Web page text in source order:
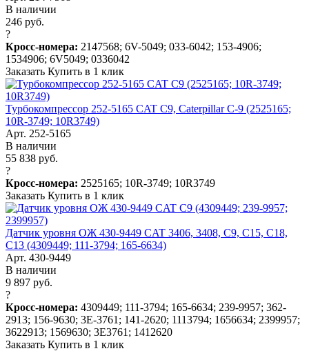
В наличии
246 руб.
?
Кросс-номера: 2147568; 6V-5049; 033-6042; 153-4906;
1534906; 6V5049; 0336042
Заказать Купить в 1 клик
Турбокомпрессор 252-5165 CAT C9, Caterpillar C-9 (2525165;
10R-3749; 10R3749)
Арт. 252-5165
В наличии
55 838 руб.
?
Кросс-номера: 2525165; 10R-3749; 10R3749
Заказать Купить в 1 клик
Датчик уровня ОЖ 430-9449 CAT 3406, 3408, C9, C15, C18,
C13 (4309449; 111-3794; 165-6634)
Арт. 430-9449
В наличии
9 897 руб.
?
Кросс-номера: 4309449; 111-3794; 165-6634; 239-9957; 362-
2913; 156-9630; 3E-3761; 141-2620; 1113794; 1656634; 2399957;
3622913; 1569630; 3E3761; 1412620
Заказать Купить в 1 клик